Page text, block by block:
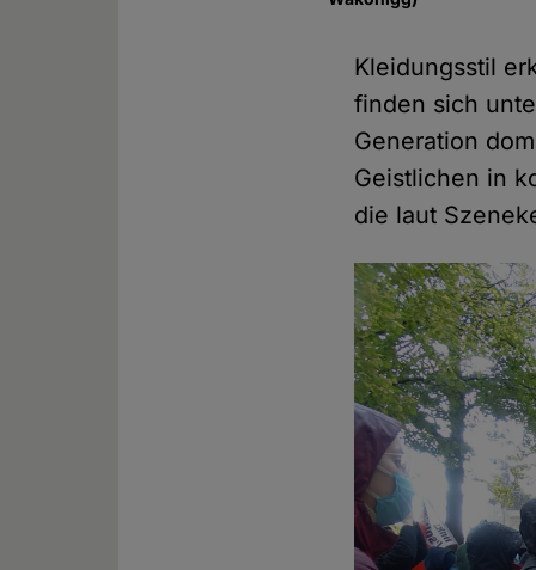
Kleidungsstil
finden sich
Generation
Geistlichen in
die laut